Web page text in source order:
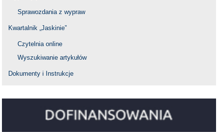
Sprawozdania z wypraw
Kwartalnik „Jaskinie”
Czytelnia online
Wyszukiwanie artykułów
Dokumenty i Instrukcje